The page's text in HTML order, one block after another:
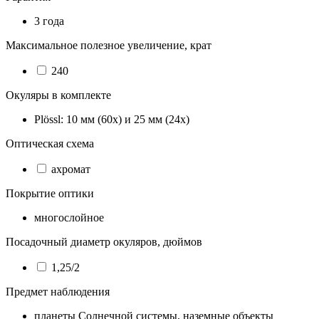
3 года
Максимальное полезное увеличение, крат
240
Окуляры в комплекте
Plössl: 10 мм (60х) и 25 мм (24х)
Оптическая схема
ахромат
Покрытие оптики
многослойное
Посадочный диаметр окуляров, дюймов
1,25/2
Предмет наблюдения
планеты Солнечной системы, наземные объекты